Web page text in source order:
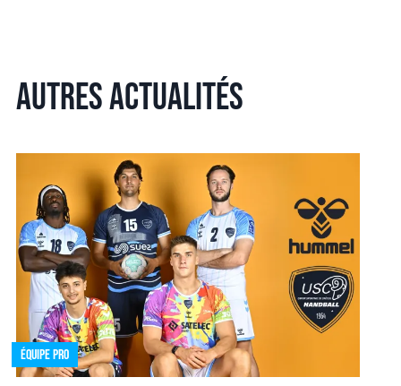
Autres actualités
Équipe pro